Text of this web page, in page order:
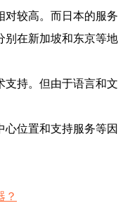
较高。而日本的服
在新加坡和东京
持。但由于语言和
位置和支持服务等
？